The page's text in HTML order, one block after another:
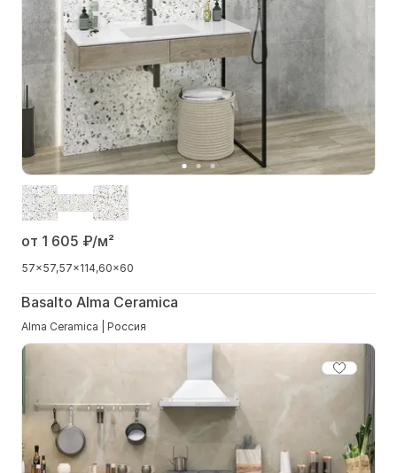
от 1 605 ₽/м²
57x57 57x114 60x60
Basalto Alma Ceramica
Alma Ceramica | Россия